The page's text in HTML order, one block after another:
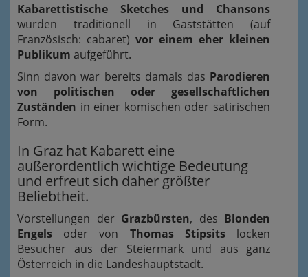
Kabarettistische Sketches und Chansons
wurden traditionell in Gaststätten (auf
Französisch: cabaret) vor einem eher kleinen
Publikum aufgeführt.
Sinn davon war bereits damals das Parodieren
von politischen oder gesellschaftlichen
Zuständen in einer komischen oder satirischen
Form.
In Graz hat Kabarett eine
außerordentlich wichtige Bedeutung
und erfreut sich daher größter
Beliebtheit.
Vorstellungen der Grazbürsten, des Blonden
Engels oder von Thomas Stipsitslocken
Besucher aus der Steiermark und aus ganz
Österreich in die Landeshauptstadt.